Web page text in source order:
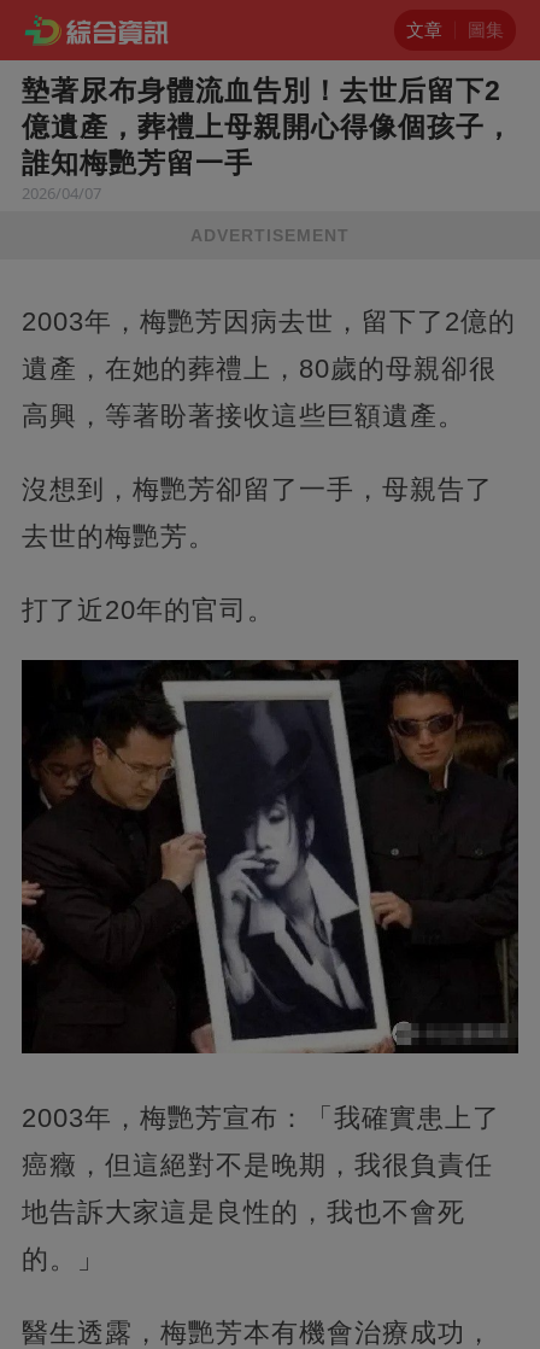
文章 圖集
墊著尿布身體流血告別！去世后留下2
億遺產，葬禮上母親開心得像個孩子，
誰知梅艷芳留一手
2026/04/07
ADVERTISEMENT
2003年，梅艷芳因病去世，留下了2億的
遺產，在她的葬禮上，80歲的母親卻很
高興，等著盼著接收這些巨額遺產。
沒想到，梅艷芳卻留了一手，母親告了
去世的梅艷芳。
打了近20年的官司。
2003年，梅艷芳宣布：「我確實患上了
癌癥，但這絕對不是晚期，我很負責任
地告訴大家這是良性的，我也不會死
的。」
醫生透露，梅艷芳本有機會治療成功，